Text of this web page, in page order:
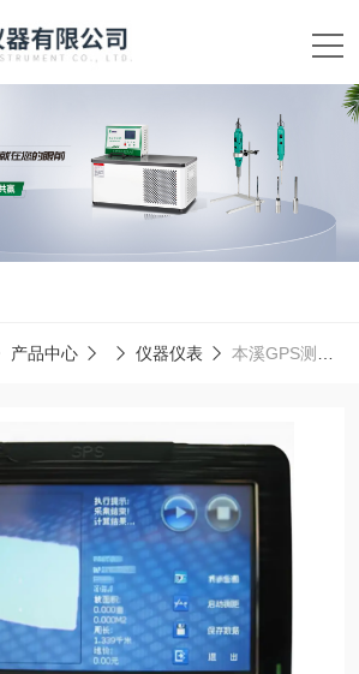
产品中心 仪器仪表 本溪GPS测亩仪